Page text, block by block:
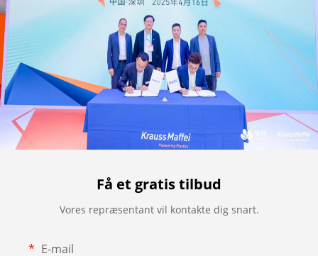
Få et gratis tilbud
Vores repræsentant vil kontakte dig snart.
E-mail